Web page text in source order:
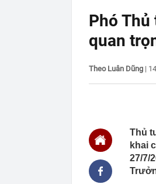
Phó Thủ
quan
Theo Luân Dũng |
Thủ
khai
27/7/